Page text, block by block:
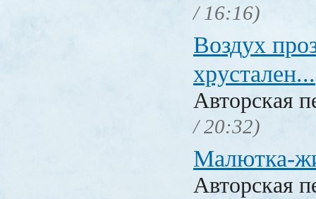
/ 16:16)
Воздух
хрустален...
Авторская
/ 20:32)
Малютка-
Авторская